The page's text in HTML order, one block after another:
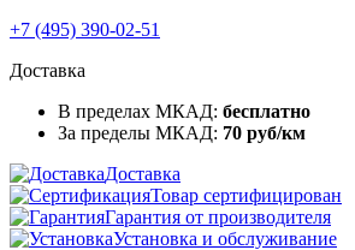
+7 (495) 390-02-51
Доставка
В пределах МКАД: бесплатно
За пределы МКАД: 70 руб/км
Доставка
Товар сертифицирован
Гарантия от производителя
Установка и обслуживание